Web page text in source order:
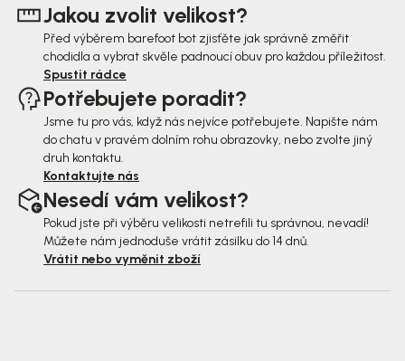
Jakou zvolit velikost?
Před výběrem barefoot bot zjisťěte jak správně změřit
chodidla a vybrat skvěle padnoucí obuv pro každou příležitost.
Spustit rádce
Potřebujete poradit?
Jsme tu pro vás, když nás nejvíce potřebujete. Napište nám
do chatu v pravém dolním rohu obrazovky, nebo zvolte jiný
druh kontaktu.
Kontaktujte nás
Nesedí vám velikost?
Pokud jste při výběru velikosti netrefili tu správnou, nevadí!
Můžete nám jednoduše vrátit zásilku do 14 dnů.
Vrátit nebo vyměnit zboží